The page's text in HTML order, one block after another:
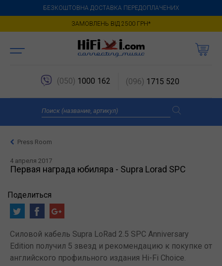
БЕЗКОШТОВНА ДОСТАВКА ПЕРЕДОПЛАЧЕНИХ
ЗАМОВЛЕНЬ ВІД 2500 ГРН*
(050) 1000 162 (096) 1715 520
Press Room
4 апреля 2017
Первая награда юбиляра - Supra Lorad SPC
Поделиться
Силовой кабель Supra LoRad 2.5 SPC Anniversary
Edition получил 5 звезд и рекомендацию к покупке от
английского профильного издания Hi-Fi Choice.